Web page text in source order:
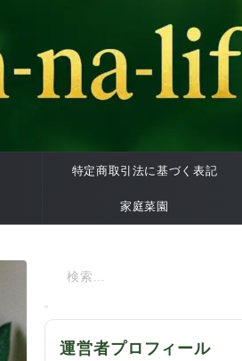
特定商取引法に基づく表記
家庭菜園
運営者プロフィール